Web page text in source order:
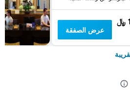
عرض الصفقة